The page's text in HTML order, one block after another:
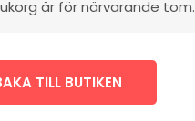
är för närvarande tom.
TILL BUTIKEN